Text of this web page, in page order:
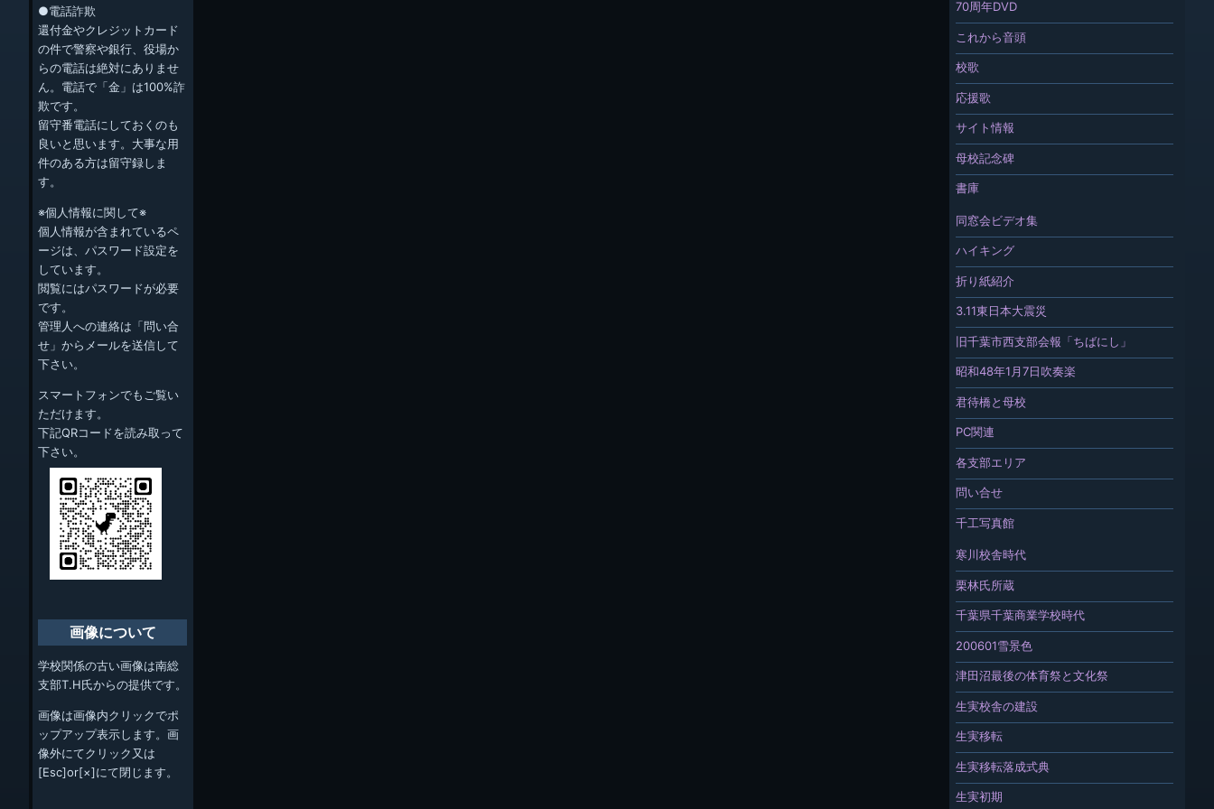
70周年DVD
これから音頭
校歌
応援歌
サイト情報
母校記念碑
書庫
同窓会ビデオ集
ハイキング
折り紙紹介
3.11東日本大震災
旧千葉市西支部会報「ちばにし」
昭和48年1月7日吹奏楽
君待橋と母校
PC関連
各支部エリア
問い合せ
千工写真館
寒川校舎時代
栗林氏所蔵
千葉県千葉商業学校時代
200601雪景色
津田沼最後の体育祭と文化祭
生実校舎の建設
生実移転
生実移転落成式典
生実初期
●電話詐欺
還付金やクレジットカード
の件で警察や銀行、役場か
らの電話は絶対にありませ
ん。電話で「金」は100%詐
欺です。
留守番電話にしておくのも
良いと思います。大事な用
件のある方は留守録しま
す。
※個人情報に関して※
個人情報が含まれているペ
ージは、パスワード設定を
しています。
閲覧にはパスワードが必要
です。
管理人への連絡は「問い合
せ」からメールを送信して
下さい。
スマートフォンでもご覧い
ただけます。
下記QRコードを読み取って
下さい。
画像について
学校関係の古い画像は南総
支部T.H氏からの提供です。
画像は画像内クリックでポ
ップアップ表示します。画
像外にてクリック又は
[Esc]or[×]にて閉じます。